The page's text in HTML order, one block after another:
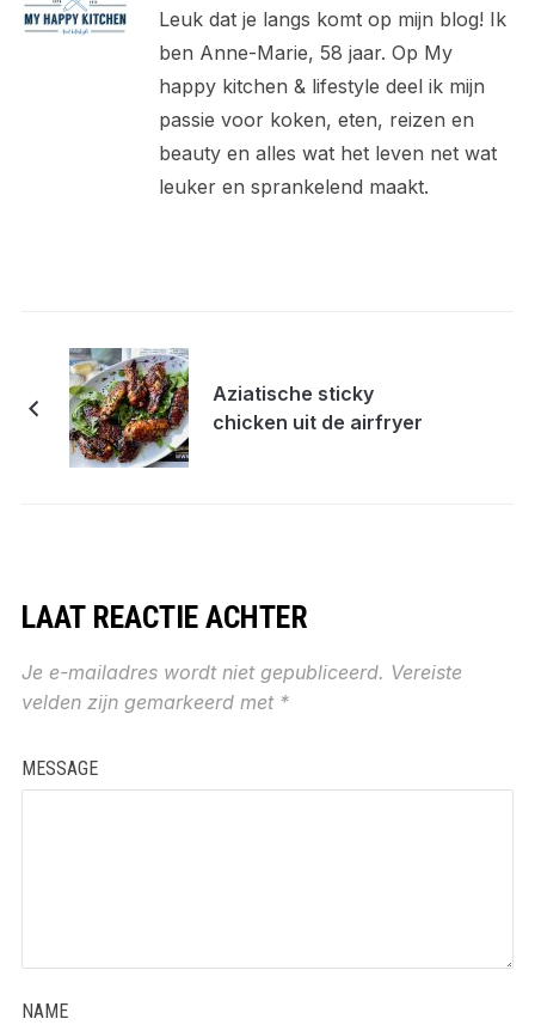
Leuk dat je langs komt op mijn blog! Ik
ben Anne-Marie, 58 jaar. Op My
happy kitchen & lifestyle deel ik mijn
passie voor koken, eten, reizen en
beauty en alles wat het leven net wat
leuker en sprankelend maakt.
Aziatische sticky
chicken uit de airfryer
LAAT REACTIE ACHTER
Je e-mailadres wordt niet gepubliceerd. Vereiste
velden zijn gemarkeerd met *
MESSAGE
NAME